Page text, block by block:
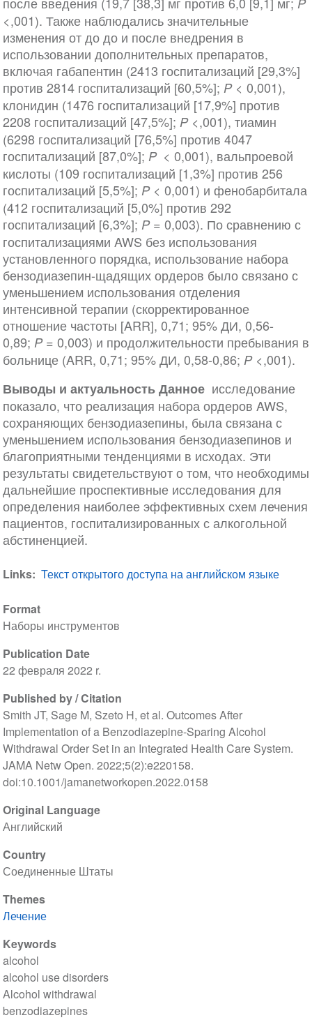
Format
Наборы инструментов
Publication Date
22 февраля 2022 r.
Published by / Citation
Smith JT, Sage M, Szeto H, et al. Outcomes After
Implementation of a Benzodiazepine-Sparing Alcohol
Withdrawal Order Set in an Integrated Health Care System.
JAMA Netw Open. 2022;5(2):e220158.
doi:10.1001/jamanetworkopen.2022.0158
Original Language
Английский
Country
Соединенные Штаты
Themes
Лечение
Keywords
alcohol
alcohol use disorders
Alcohol withdrawal
benzodiazepines
<,001). Также наблюдались значительные
изменения от до до и после внедрения в
использовании дополнительных препаратов,
включая габапентин (2413 госпитализаций [29,3%]
против 2814 госпитализаций [60,5%]; P< 0,001),
клонидин (1476 госпитализаций [17,9%] против
2208 госпитализаций [47,5%]; P<,001), тиамин
(6298 госпитализаций [76,5%] против 4047
госпитализаций [87,0%]; P< 0,001), вальпроевой
кислоты (109 госпитализаций [1,3%] против 256
госпитализаций [5,5%]; P< 0,001) и фенобарбитала
(412 госпитализаций [5,0%] против 292
госпитализаций [6,3%]; P= 0,003). По сравнению с
госпитализациями AWS без использования
установленного порядка, использование набора
бензодиазепин-щадящих ордеров было связано с
уменьшением использования отделения
интенсивной терапии (скорректированное
отношение частоты [ARR], 0,71; 95% ДИ, 0,56-
0,89; P= 0,003) и продолжительности пребывания в
больнице (ARR, 0,71; 95% ДИ, 0,58-0,86; P<,001).
Выводы и актуальность Данноеисследование
показало, что реализация набора ордеров AWS,
сохраняющих бензодиазепины, была связана с
уменьшением использования бензодиазепинов и
благоприятными тенденциями в исходах. Эти
результаты свидетельствуют о том, что необходимы
дальнейшие проспективные исследования для
определения наиболее эффективных схем лечения
пациентов, госпитализированных с алкогольной
абстиненцией.
Links Текст открытого доступа на английском языке